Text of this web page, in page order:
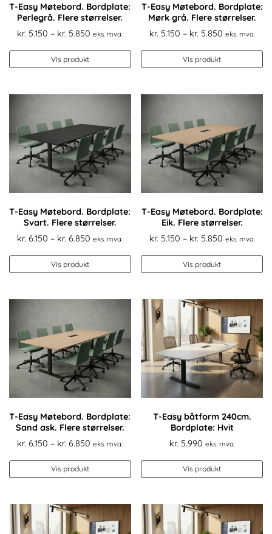
T-Easy Møtebord. Bordplate:
Perlegrå. Flere størrelser.
kr. 5.150 – kr. 5.850 Prisområde:
kr. 5.850
eks. mva.
Vis produkt
Dette
produktet
flere
velges
produktsiden
T-Easy Møtebord. Bordplate:
Mørk grå. Flere størrelser.
kr. 5.150 – kr. 5.850Prisområde:
kr. 5.850
eks. mva.
Vis produkt
T-Easy Møtebord. Bordplate:
Svart. Flere størrelser.
kr. 6.150 – kr. 6.850 Prisområde:
kr. 6.850
eks. mva.
Vis produkt
Dette
produktet
flere
varianter.
Alternativene
kan
velges
på
produktsiden
T-Easy Møtebord. Bordplate:
Eik. Flere størrelser.
kr. 5.150 – kr. 5.850Prisområde:
kr. 5.850
eks. mva.
Vis produkt
T-Easy Møtebord. Bordplate:
Sand ask. Flere størrelser.
kr. 6.150 – kr. 6.850 Prisområde:
kr. 6.850
eks. mva.
Vis produkt
Dette
produktet
flere
varianter.
Alternativene
T-Easy båtform 240cm.
Bordplate: Hvit
kr. 5.990 eks. mva.
Vis produkt